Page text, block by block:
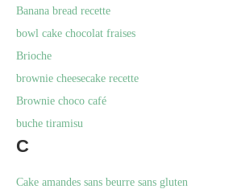
Banana bread recette
bowl cake chocolat fraises
Brioche
brownie cheesecake recette
Brownie choco café
buche tiramisu
C
Cake amandes sans beurre sans gluten